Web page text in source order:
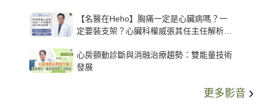
【名醫在Heho】胸痛一定是心臟病嗎？一
定要裝支架？心臟科權威張其任主任解析支
心房顫動診斷與消融治療趨勢：雙能量技術
發展
更多影音